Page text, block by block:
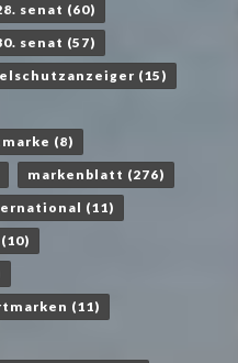
senat (60)
senat (57)
(15)
(8)
markenblatt (276)
(11)
(10)
(11)